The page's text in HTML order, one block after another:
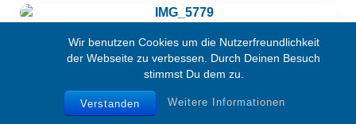
Wir benutzen Cookies um die Nutzerfreundlichkeit
der Webseite zu verbessen. Durch Deinen Besuch
stimmst Du dem zu.
Verstanden Weitere Informationen